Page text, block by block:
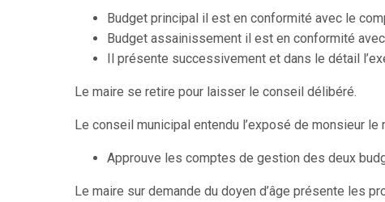
Budget principal il est en conformité avec le
Budget assainissement il est en conformité
Il présente successivement et dans le détail
Le maire se retire pour laisser le conseil délibéré.
Le conseil municipal entendu l’exposé de monsieur
Approuve les comptes de gestion des deux
Le maire sur demande du doyen d’âge présente les